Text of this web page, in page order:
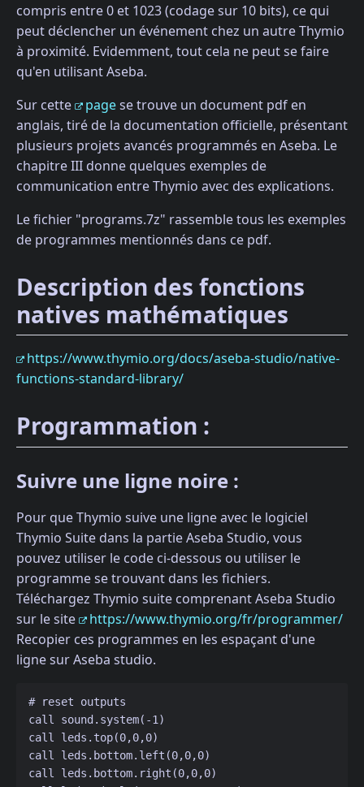
compris entre 0 et 1023 (codage sur 10 bits), ce qui
peut déclencher un événement chez un autre Thymio
à proximité. Evidemment, tout cela ne peut se faire
qu'en utilisant Aseba.
Sur cette
pagese trouve un document pdf en
anglais, tiré de la documentation officielle, présentant
plusieurs projets avancés programmés en Aseba. Le
chapitre III donne quelques exemples de
communication entre Thymio avec des explications.
Le fichier "programs.7z" rassemble tous les exemples
de programmes mentionnés dans ce pdf.
Description des fonctions
natives mathématiques
https://www.thymio.org/docs/aseba-studio/native-
functions-standard-library/
Programmation :
Suivre une ligne noire :
Pour que Thymio suive une ligne avec le logiciel
Thymio Suite dans la partie Aseba Studio, vous
pouvez utiliser le code ci-dessous ou utiliser le
programme se trouvant dans les fichiers.
Téléchargez Thymio suite comprenant Aseba Studio
sur le site
https://www.thymio.org/fr/programmer/
Recopier ces programmes en les espaçant d'une
ligne sur Aseba studio.
# reset outputs
call sound.system(-1)
call leds.top(0,0,0)
call leds.bottom.left(0,0,0)
call leds.bottom.right(0,0,0)